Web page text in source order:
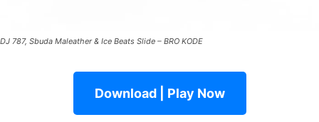
DJ 787, Sbuda Maleather & Ice Beats Slide – BRO KODE
Download | Play Now